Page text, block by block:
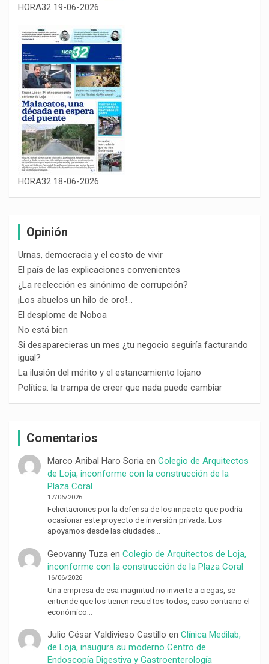
HORA32 19-06-2026
HORA32 18-06-2026
Opinión
Urnas, democracia y el costo de vivir
El país de las explicaciones convenientes
¿La reelección es sinónimo de corrupción?
¡Los abuelos un hilo de oro!…
El desplome de Noboa
No está bien
Si desaparecieras un mes ¿tu negocio seguiría facturando
igual?
La ilusión del mérito y el estancamiento lojano
Política: la trampa de creer que nada puede cambiar
Comentarios
Marco Anibal Haro Soriaen Colegio de Arquitectos
de Loja, inconforme con la construcción de la
Plaza Coral
17/06/2026
Felicitaciones por la defensa de los impacto que podría
ocasionar este proyecto de inversión privada. Los
apoyamos desde las ciudades…
Geovanny Tuzaen Colegio de Arquitectos de Loja,
inconforme con la construcción de la Plaza Coral
16/06/2026
Una empresa de esa magnitud no invierte a ciegas, se
entiende que los tienen resueltos todos, caso contrario el
económico…
Julio César Valdivieso Castillo en Clínica Medilab,
de Loja, inaugura su moderno Centro de
Endoscopía Digestiva y Gastroenterología